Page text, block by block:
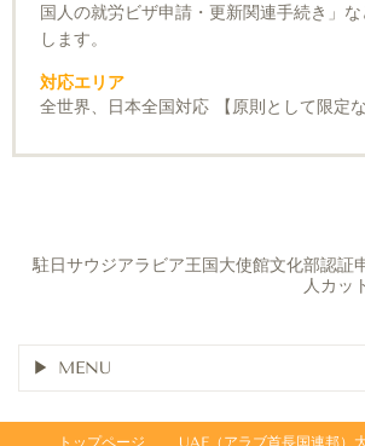
国人の就労ビザ申請・更新関連手続き」
します。
対応エリア
全世界、日本全国対応 【原則として限定な
駐日サウジアラビア王国大使館文化部認証
人カッ
MENU
トップページ
UAE（アラブ首長国連邦）